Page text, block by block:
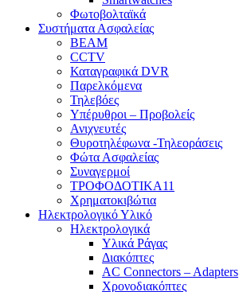
Φωτοβολταϊκά
Συστήματα Ασφαλείας
BEAM
CCTV
Καταγραφικά DVR
Παρελκόμενα
Τηλεβόες
Υπέρυθροι – Προβολείς
Ανιχνευτές
Θυροτηλέφωνα -Τηλεοράσεις
Φώτα Ασφαλείας
Συναγερμοί
ΤΡΟΦΟΔΟΤΙΚΑ11
Χρηματοκιβώτια
Ηλεκτρολογικό Υλικό
Ηλεκτρολογικά
Υλικά Ράγας
Διακόπτες
AC Connectors – Adapters
Χρονοδιακόπτες